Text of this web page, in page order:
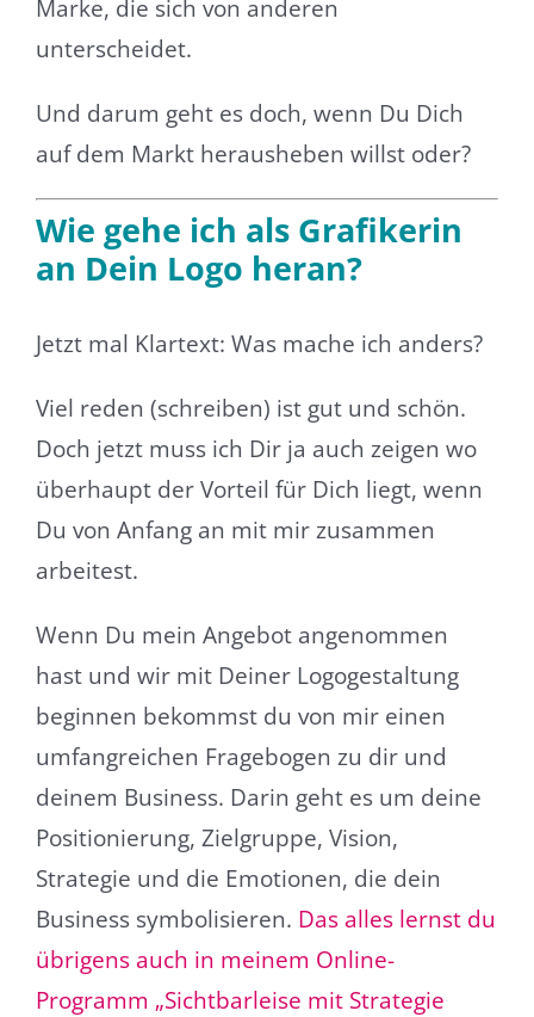
Marke, die sich von anderen
unterscheidet.
Und darum geht es doch, wenn Du Dich
auf dem Markt herausheben willst oder?
Wie gehe ich als Grafikerin
an Dein Logo heran?
Jetzt mal Klartext: Was mache ich anders?
Viel reden (schreiben) ist gut und schön.
Doch jetzt muss ich Dir ja auch zeigen wo
überhaupt der Vorteil für Dich liegt, wenn
Du von Anfang an mit mir zusammen
arbeitest.
Wenn Du mein Angebot angenommen
hast und wir mit Deiner Logogestaltung
beginnen bekommst du von mir einen
umfangreichen Fragebogen zu dir und
deinem Business. Darin geht es um deine
Positionierung, Zielgruppe, Vision,
Strategie und die Emotionen, die dein
Business symbolisieren. Das alles lernst du
übrigens auch in meinem Online-
Programm „Sichtbarleise mit Strategie